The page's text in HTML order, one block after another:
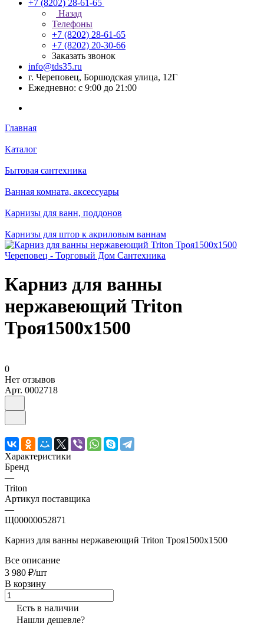
+7 (8202) 28‑61-65
Назад
Телефоны
+7 (8202) 28‑61-65
+7 (8202) 20‑30-66
Заказать звонок
info@tds35.ru
г. Череповец, Боршодская улица, 12Г
Ежедневно: с 9:00 до 21:00
Главная
Каталог
Бытовая сантехника
Ванная комната, аксессуары
Карнизы для ванн, поддонов
Карнизы для штор к акриловым ваннам
Карниз для ванны
нержавеющий Triton
Троя1500х1500
0
Нет отзывов
Арт. 0002718
Характеристики
Бренд
—
Triton
Артикул поставщика
—
Щ00000052871
Карниз для ванны нержавеющий Triton Троя1500х1500
Все описание
3 980 ₽/шт
В корзину
Есть в наличии
Нашли дешевле?